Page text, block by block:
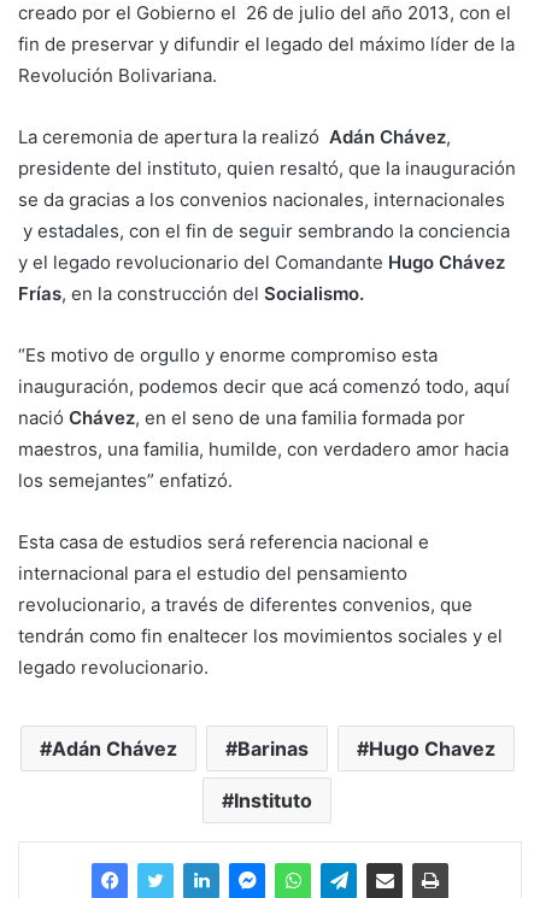
creado por el Gobierno el 26 de julio del año 2013, con el
fin de preservar y difundir el legado del máximo líder de la
Revolución Bolivariana.
La ceremonia de apertura la realizó Adán Chávez,
presidente del instituto, quien resaltó, que la inauguración
se da gracias a los convenios nacionales, internacionales
y estadales, con el fin de seguir sembrando la conciencia
y el legado revolucionario del Comandante Hugo Chávez
Frías, en la construcción del Socialismo.
“Es motivo de orgullo y enorme compromiso esta
inauguración, podemos decir que acá comenzó todo, aquí
nació Chávez, en el seno de una familia formada por
maestros, una familia, humilde, con verdadero amor hacia
los semejantes” enfatizó.
Esta casa de estudios será referencia nacional e
internacional para el estudio del pensamiento
revolucionario, a través de diferentes convenios, que
tendrán como fin enaltecer los movimientos sociales y el
legado revolucionario.
Adán Chávez Barinas Hugo Chavez
Instituto